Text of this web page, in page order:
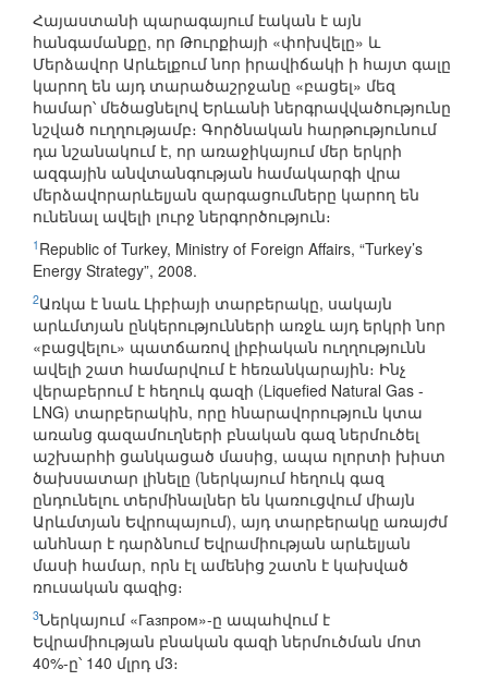
Հայաստանի պարագայում էական է այն
հանգամանքը, որ Թուրքիայի «փոխվելը» և
Մերձավոր Արևելքում նոր իրավիճակի ի հայտ գալը
կարող են այդ տարածաշրջանը «բացել» մեզ
համար՝ մեծացնելով Երևանի ներգրավվածությունը
նշված ուղղությամբ։ Գործնական հարթությունում
դա նշանակում է, որ առաջիկայում մեր երկրի
ազգային անվտանգության համակարգի վրա
մերձավորարևելյան զարգացումները կարող են
ունենալ ավելի լուրջ ներգործություն։
1 Republic of Turkey, Ministry of Foreign Affairs, “Turkey’s
Energy Strategy”, 2008.
2Առկա է նաև Լիբիայի տարբերակը, սակայն
արևմտյան ընկերությունների առջև այդ երկրի նոր
«բացվելու» պատճառով լիբիական ուղղությունն
ավելի շատ համարվում է հեռանկարային։ Ինչ
վերաբերում է հեղուկ գազի (Liquefied Natural Gas -
LNG) տարբերակին, որը հնարավորություն կտա
առանց գազամուղների բնական գազ ներմուծել
աշխարհի ցանկացած մասից, ապա ոլորտի խիստ
ծախսատար լինելը (ներկայում հեղուկ գազ
ընդունելու տերմինալներ են կառուցվում միայն
Արևմտյան Եվրոպայում), այդ տարբերակը առայժմ
անհնար է դարձնում Եվրամիության արևելյան
մասի համար, որն էլ ամենից շատն է կախված
ռուսական գազից։
3Ներկայում «Газпром»-ը ապահվում է
Եվրամիության բնական գազի ներմուծման մոտ
40%-ը՝ 140 մլրդ մ3։